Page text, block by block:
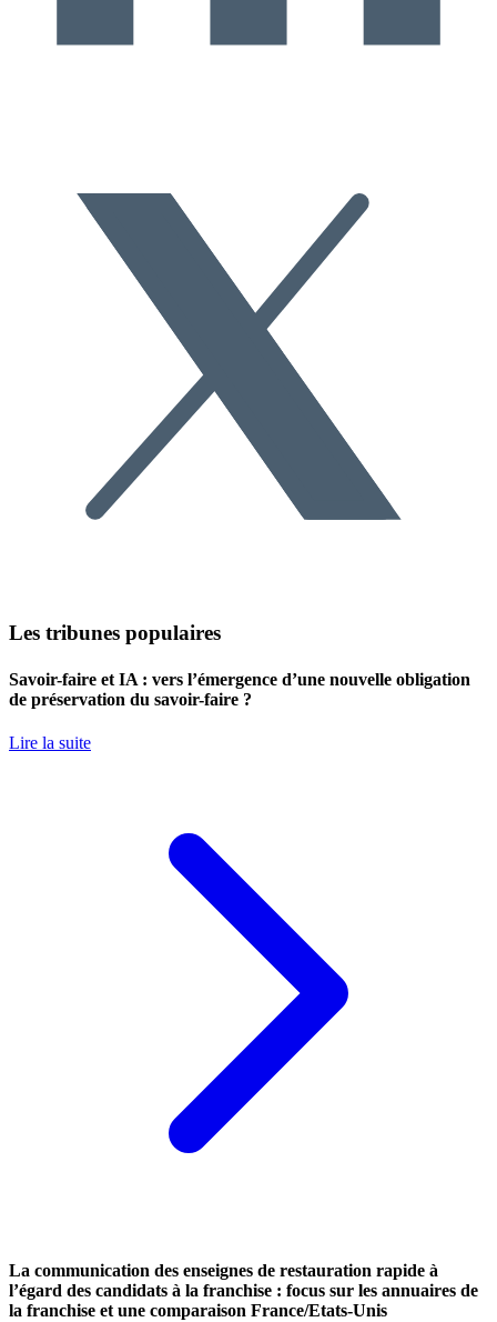
Les tribunes populaires
Savoir-faire et IA : vers l’émergence d’une nouvelle obligation
de préservation du savoir-faire ?
Lire la suite
La communication des enseignes de restauration rapide à
l’égard des candidats à la franchise : focus sur les annuaires de
la franchise et une comparaison France/Etats-Unis